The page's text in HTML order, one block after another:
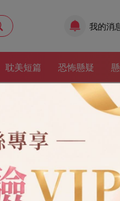
我的消
耽美短篇 恐怖懸疑
1/28 17:23:17
個帖子。 照片裡是一對新